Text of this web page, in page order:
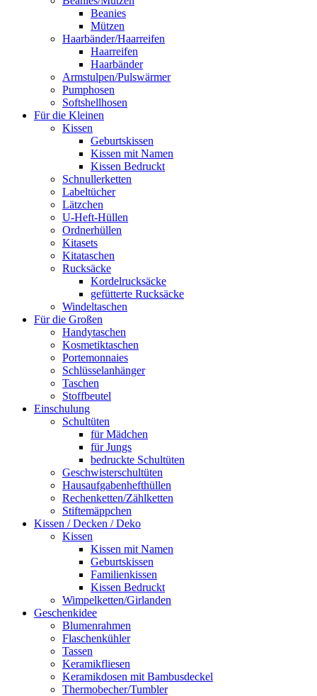
Beanies
Mützen
Haarbänder/Haarreifen
Haarreifen
Haarbänder
Armstulpen/Pulswärmer
Pumphosen
Softshellhosen
Für die Kleinen
Kissen
Geburtskissen
Kissen mit Namen
Kissen Bedruckt
Schnullerketten
Labeltücher
Lätzchen
U-Heft-Hüllen
Ordnerhüllen
Kitasets
Kitataschen
Rucksäcke
Kordelrucksäcke
gefütterte Rucksäcke
Windeltaschen
Für die Großen
Handytaschen
Kosmetiktaschen
Portemonnaies
Schlüsselanhänger
Taschen
Stoffbeutel
Einschulung
Schultüten
für Mädchen
für Jungs
bedruckte Schultüten
Geschwisterschultüten
Hausaufgabenhefthüllen
Rechenketten/Zählketten
Stiftemäppchen
Kissen / Decken / Deko
Kissen
Kissen mit Namen
Geburtskissen
Familienkissen
Kissen Bedruckt
Wimpelketten/Girlanden
Geschenkidee
Blumenrahmen
Flaschenkühler
Tassen
Keramikfliesen
Keramikdosen mit Bambusdeckel
Thermobecher/Tumbler